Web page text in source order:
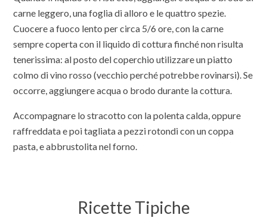
carne leggero, una foglia di alloro e le quattro spezie.
Cuocere a fuoco lento per circa 5/6 ore, con la carne
sempre coperta con il liquido di cottura finché non risulta
tenerissima: al posto del coperchio utilizzare un piatto
colmo di vino rosso (vecchio perché potrebbe rovinarsi). Se
occorre, aggiungere acqua o brodo durante la cottura.
Accompagnare lo stracotto con la polenta calda, oppure
raffreddata e poi tagliata a pezzi rotondi con un coppa
pasta, e abbrustolita nel forno.
Ricette Tipiche